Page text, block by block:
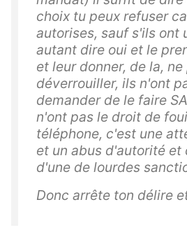
choix tu peux refuser
autorises, sauf s'ils ont
autant dire oui et le
et leur donner, de la,
déverrouiller, ils n'ont
demander de le faire
n'ont pas le droit de
téléphone, c'est une
et un abus d'autorité et
d'une de lourdes
Donc arrête ton délire